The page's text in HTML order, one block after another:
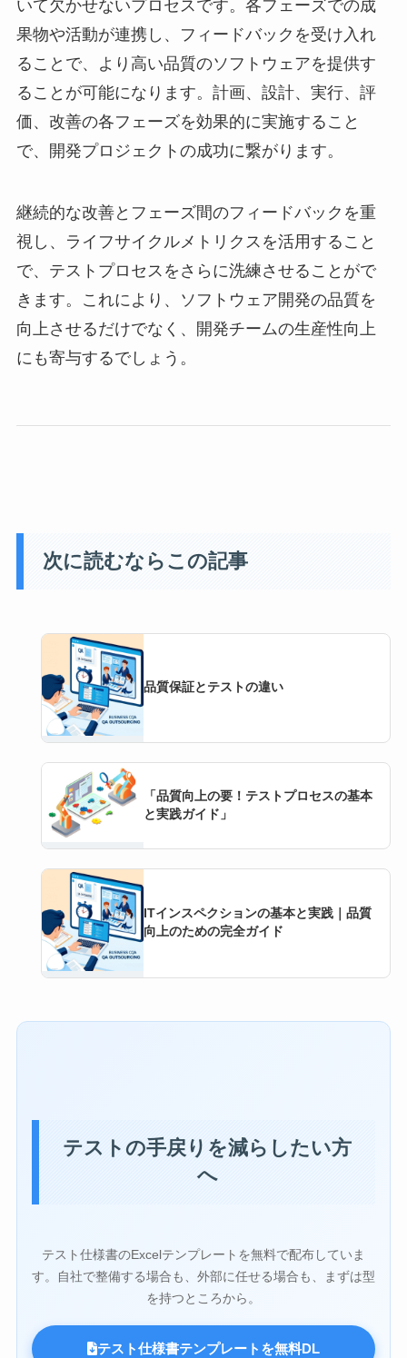
いて欠かせないプロセスです。各フェーズでの成
果物や活動が連携し、フィードバックを受け入れ
ることで、より高い品質のソフトウェアを提供す
ることが可能になります。計画、設計、実行、評
価、改善の各フェーズを効果的に実施すること
で、開発プロジェクトの成功に繋がります。
継続的な改善とフェーズ間のフィードバックを重
視し、ライフサイクルメトリクスを活用すること
で、テストプロセスをさらに洗練させることがで
きます。これにより、ソフトウェア開発の品質を
向上させるだけでなく、開発チームの生産性向上
にも寄与するでしょう。
次に読むならこの記事
品質保証とテストの違い
「品質向上の要！テストプロセスの基本
と実践ガイド」
ITインスペクションの基本と実践｜品質
向上のための完全ガイド
テストの手戻りを減らしたい方
へ
テスト仕様書のExcelテンプレートを無料で配布していま
す。自社で整備する場合も、外部に任せる場合も、まずは型
を持つところから。
テスト仕様書テンプレートを無料DL